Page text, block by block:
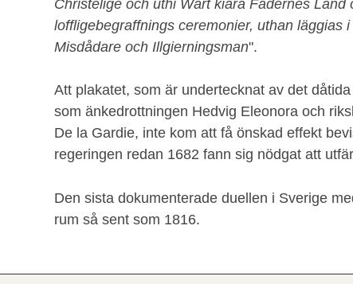
Christelige och uthi Wårt kiära Fädernes Land
loffligebegraffnings ceremonier, uthan läggias
Misdådare och Illgierningsman".
Att plakatet, som är undertecknat av det
som änkedrottningen Hedvig Eleonora och
De la Gardie, inte kom att få önskad effekt
regeringen redan 1682 fann sig nödgat att
Den sista dokumenterade duellen i Sverige
rum så sent som 1816.